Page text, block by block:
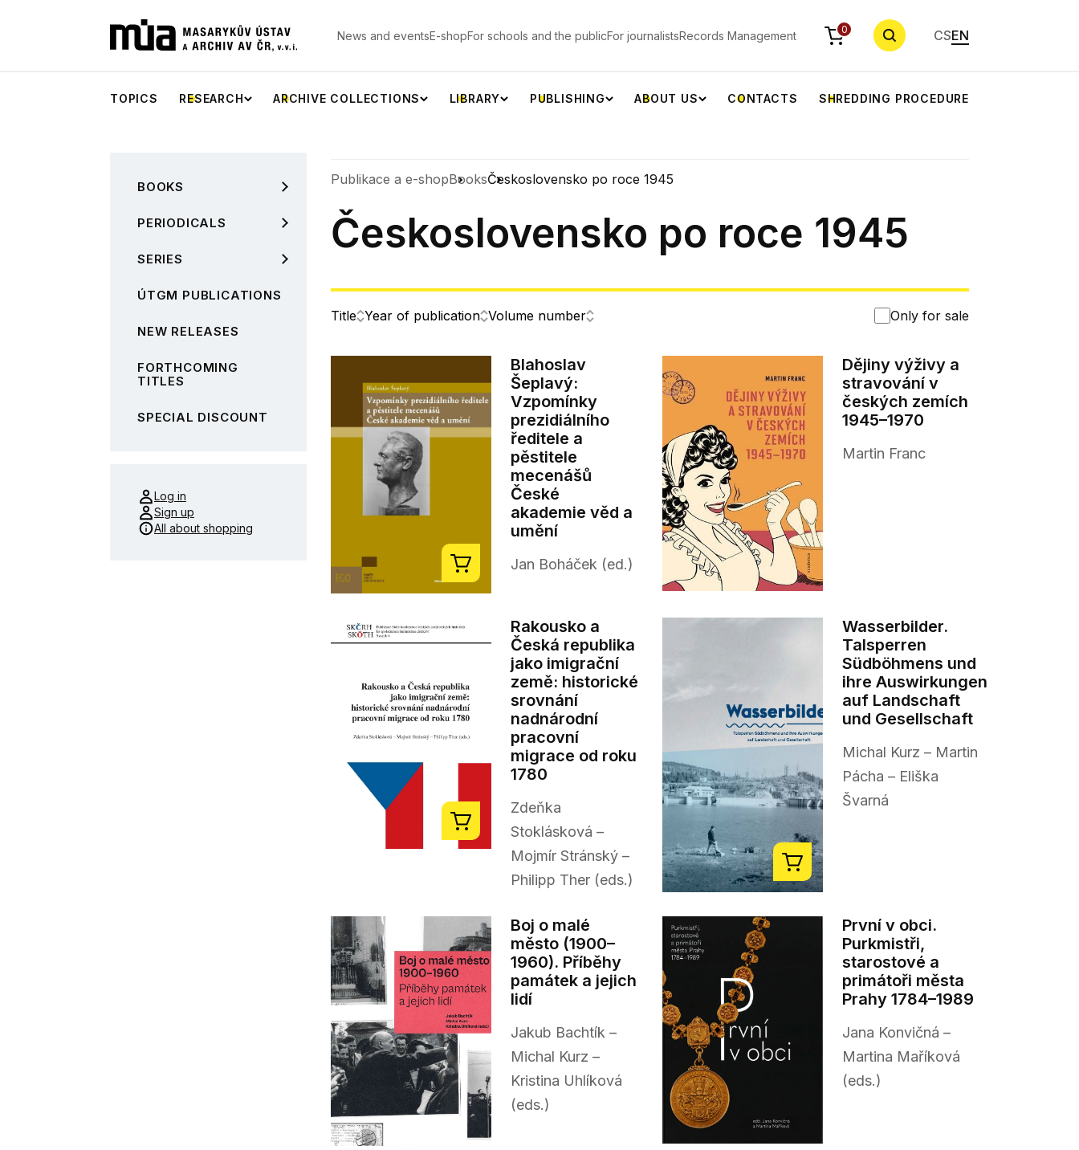
News and eventsE-shopFor schools and the publicFor journalistsRecords Management 0 CSEN
TOPICS RESEARCH ARCHIVE COLLECTIONS LIBRARY PUBLISHING ABOUT US CONTACTS SHREDDING PROCEDURE
BOOKS
PERIODICALS
SERIES
ÚTGM PUBLICATIONS
NEW RELEASES
FORTHCOMING
TITLES
SPECIAL DISCOUNT
Log in
Sign up
All about shopping
Publikace a e-shopBooksČeskoslovensko po roce 1945
Československo po roce 1945
Title Year of publication Volume number Only for sale
Blahoslav
Šeplavý:
Vzpomínky
prezidiálního
ředitele a
pěstitele
mecenášů
České
akademie věd a
umění
Jan Boháček (ed.)
Dějiny výživy a
stravování v
českých zemích
1945–1970
Martin Franc
Rakousko a
Česká republika
jako imigrační
země: historické
srovnání
nadnárodní
pracovní
migrace od roku
1780
Zdeňka
Stoklásková –
Mojmír Stránský –
Philipp Ther (eds.)
Wasserbilder.
Talsperren
Südböhmens und
ihre Auswirkungen
auf Landschaft
und Gesellschaft
Michal Kurz – Martin
Pácha – Eliška
Švarná
Boj o malé
město (1900–
1960). Příběhy
památek a jejich
lidí
Jakub Bachtík –
Michal Kurz –
Kristina Uhlíková
(eds.)
První v obci.
Purkmistři,
starostové a
primátoři města
Prahy 1784–1989
Jana Konvičná –
Martina Maříková
(eds.)